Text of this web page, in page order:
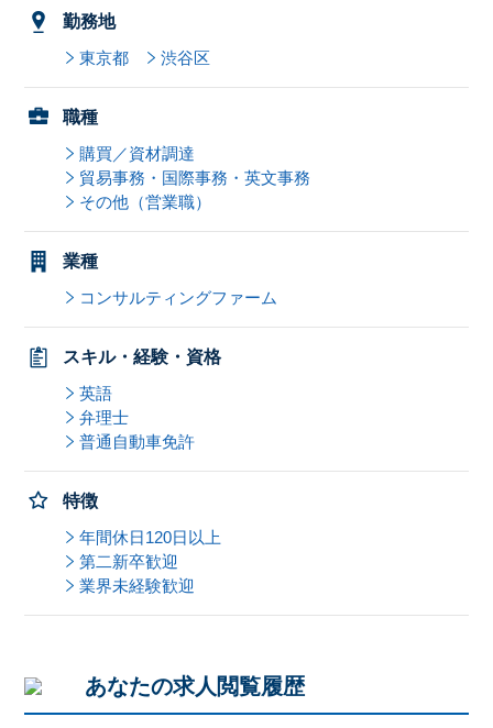
勤務地
東京都
渋谷区
職種
購買／資材調達
貿易事務・国際事務・英文事務
その他（営業職）
業種
コンサルティングファーム
スキル・経験・資格
英語
弁理士
普通自動車免許
特徴
年間休日120日以上
第二新卒歓迎
業界未経験歓迎
あなたの求人閲覧履歴